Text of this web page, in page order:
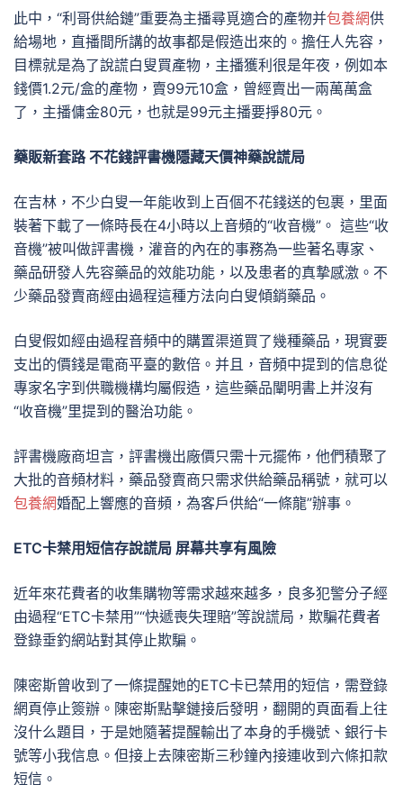
此中，“利哥供給鏈”重要為主播尋覓適合的產物并包養網供
給場地，直播間所講的故事都是假造出來的。擔任人先容，
目標就是為了說謊白叟買產物，主播獲利很是年夜，例如本
錢價1.2元/盒的產物，賣99元10盒，曾經賣出一兩萬萬盒
了，主播傭金80元，也就是99元主播要掙80元。
藥販新套路 不花錢評書機隱藏天價神藥說謊局
在吉林，不少白叟一年能收到上百個不花錢送的包裹，里面
裝著下載了一條時長在4小時以上音頻的“收音機”。 這些“收
音機”被叫做評書機，灌音的內在的事務為一些著名專家、
藥品研發人先容藥品的效能功能，以及患者的真摯感激。不
少藥品發賣商經由過程這種方法向白叟傾銷藥品。
白叟假如經由過程音頻中的購置渠道買了幾種藥品，現實要
支出的價錢是電商平臺的數倍。并且，音頻中提到的信息從
專家名字到供職機構均屬假造，這些藥品闡明書上并沒有
“收音機”里提到的醫治功能。
評書機廠商坦言，評書機出廠價只需十元擺佈，他們積聚了
大批的音頻材料，藥品發賣商只需求供給藥品稱號，就可以
包養網婚配上響應的音頻，為客戶供給“一條龍”辦事。
ETC卡禁用短信存說謊局 屏幕共享有風險
近年來花費者的收集購物等需求越來越多，良多犯警分子經
由過程“ETC卡禁用”“快遞喪失理賠”等說謊局，欺騙花費者
登錄垂釣網站對其停止欺騙。
陳密斯曾收到了一條提醒她的ETC卡已禁用的短信，需登錄
網頁停止簽辦。陳密斯點擊鏈接后發明，翻開的頁面看上往
沒什么題目，于是她隨著提醒輸出了本身的手機號、銀行卡
號等小我信息。但接上去陳密斯三秒鐘內接連收到六條扣款
短信。